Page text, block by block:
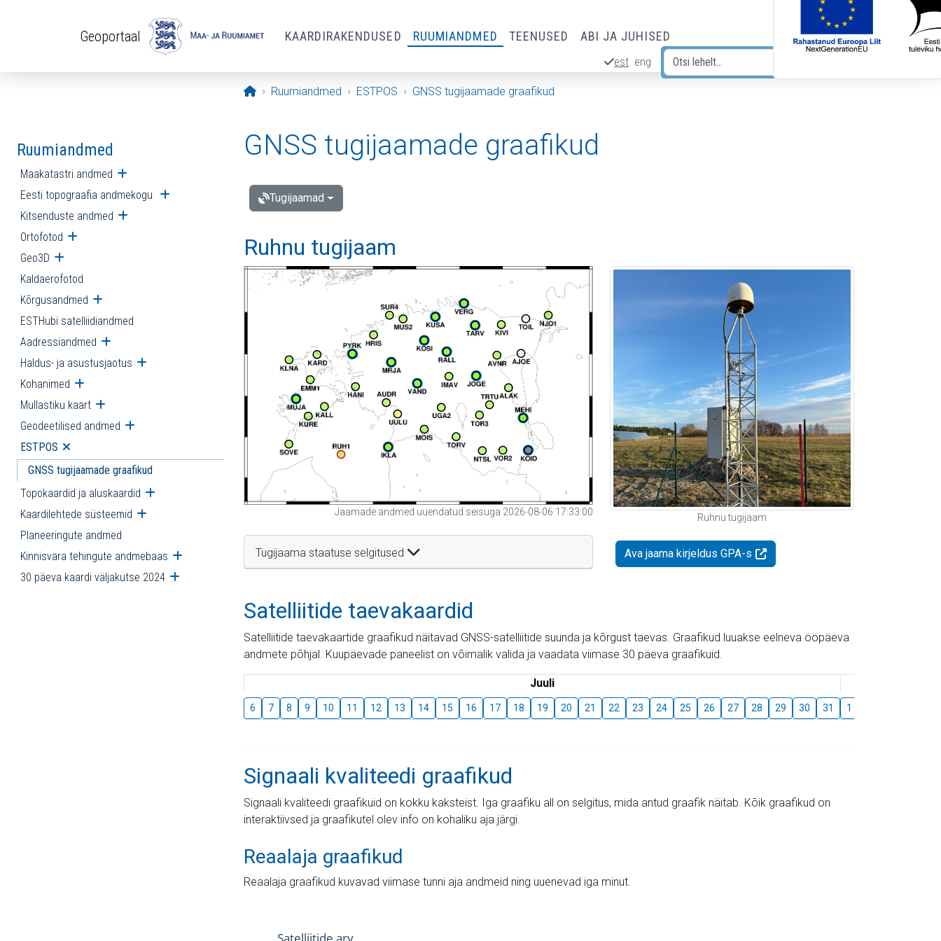
Geoportaal KAARDIRAKENDUSED RUUMIANDMED TEENUSED ABI JA JUHISED
est eng
Avaleht
Ruumiandmed ESTPOS GNSS tugijaamade graafikud
Ruumiandmed
Maakatastri andmed Ava alammenüü
Eesti topograafia andmekogu Ava alammenüü
Kitsenduste andmed Ava alammenüü
Ortofotod Ava alammenüü
Geo3D Ava alammenüü
Kaldaerofotod
Kõrgusandmed Ava alammenüü
ESTHubi satelliidiandmed
Aadressiandmed Ava alammenüü
Haldus- ja asustusjaotus Ava alammenüü
Kohanimed Ava alammenüü
Mullastiku kaart Ava alammenüü
Geodeetilised andmed Ava alammenüü
ESTPOS Ava alammenüü
GNSS tugijaamade graafikud
Topokaardid ja aluskaardid Ava alammenüü
Kaardilehtede süsteemid Ava alammenüü
Planeeringute andmed
Kinnisvara tehingute andmebaas Ava alammenüü
30 päeva kaardi väljakutse 2024 Ava alammenüü
GNSS tugijaamade graafikud
Tugijaamad
Ruhnu tugijaam
Jaamade andmed uuendatud seisuga 2026-08-06 17:33:00
Tugijaama staatuse selgitused
Ruhnu tugijaam
Ava jaama kirjeldus GPA-s
Satelliitide taevakaardid
Satelliitide taevakaartide graafikud näitavad GNSS-satelliitide suunda ja kõrgust taevas. Graafikud luuakse eelneva ööpäeva
andmete põhjal. Kuupäevade paneelist on võimalik valida ja vaadata viimase 30 päeva graafikuid.
Juuli
6 7 8 9 10 11 12 13 14 15 16 17 18 19 20 21 22 23 24 25 26 27 28 29 30 31 1
Signaali kvaliteedi graafikud
Signaali kvaliteedi graafikuid on kokku kaksteist. Iga graafiku all on selgitus, mida antud graafik näitab. Kõik graafikud on
interaktiivsed ja graafikutel olev info on kohaliku aja järgi.
Reaalaja graafikud
Reaalaja graafikud kuvavad viimase tunni aja andmeid ning uuenevad iga minut.